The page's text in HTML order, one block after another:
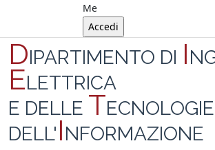
Me
DIPARTIMENTO DI I
ELETTRICA
E DELLE TECNOLOGIE
DELL'INFORMAZIONE